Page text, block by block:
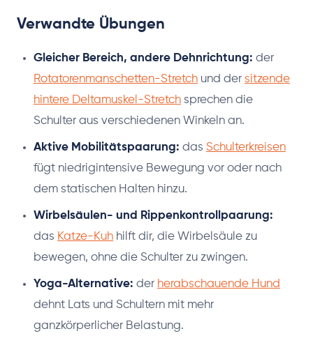
Verwandte Übungen
Gleicher Bereich, andere Dehnrichtung: der
Rotatorenmanschetten-Stretch und der sitzende
hintere Deltamuskel-Stretch sprechen die
Schulter aus verschiedenen Winkeln an.
Aktive Mobilitätspaarung: das Schulterkreisen
fügt niedrigintensive Bewegung vor oder nach
dem statischen Halten hinzu.
Wirbelsäulen- und Rippenkontrollpaarung:
das Katze-Kuh hilft dir, die Wirbelsäule zu
bewegen, ohne die Schulter zu zwingen.
Yoga-Alternative: der herabschauende Hund
dehnt Lats und Schultern mit mehr
ganzkörperlicher Belastung.